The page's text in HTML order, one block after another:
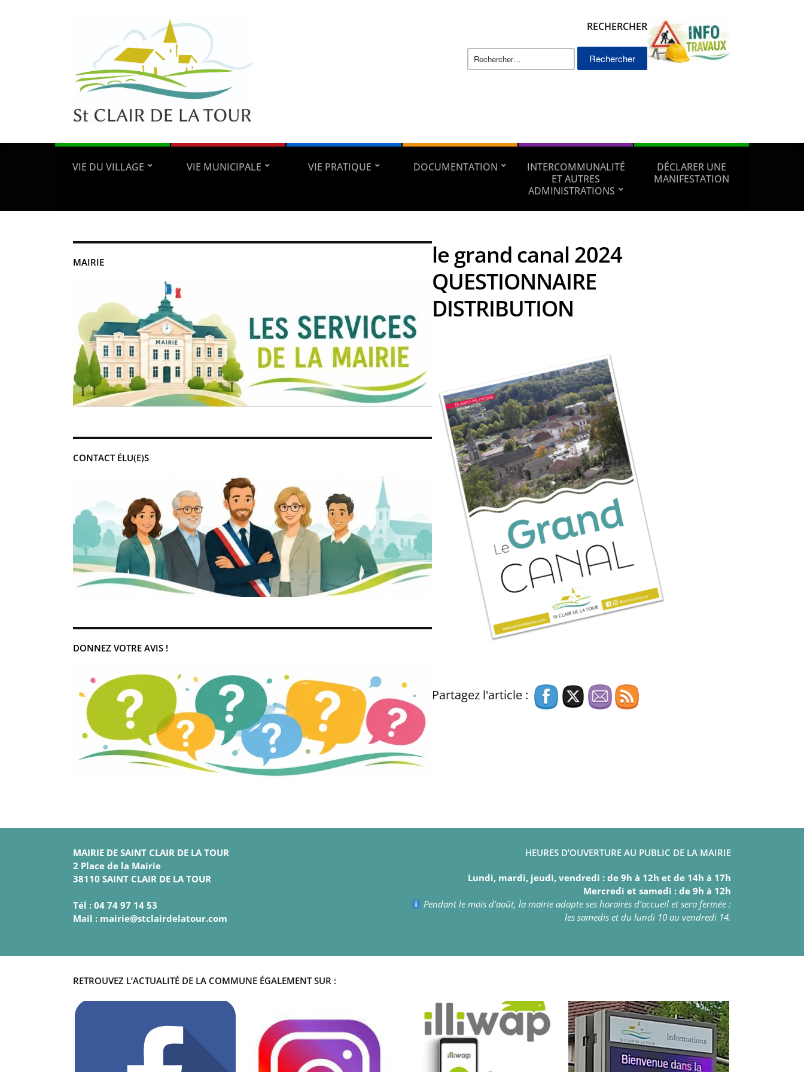
RECHERCHER
Rechercher :
VIE DU VILLAGE VIE MUNICIPALE VIE PRATIQUE DOCUMENTATION
INTERCOMMUNALITÉ
ET AUTRES
ADMINISTRATIONS
DÉCLARER UNE
MANIFESTATION
MAIRIE
CONTACT ÉLU(E)S
DONNEZ VOTRE AVIS !
le grand canal 2024
QUESTIONNAIRE
DISTRIBUTION
Partagez l'article :
MAIRIE DE SAINT CLAIR DE LA TOUR
2 Place de la Mairie
38110 SAINT CLAIR DE LA TOUR
Tél : 04 74 97 14 53
Mail : mairie@stclairdelatour.com
HEURES D’OUVERTURE AU PUBLIC DE LA MAIRIE
Lundi, mardi, jeudi, vendredi : de 9h à 12h et de 14h à 17h
Mercredi et samedi : de 9h à 12h
Pendant le mois d’août, la mairie adapte ses horaires d’accueil et sera fermée :
les samedis et du lundi 10 au vendredi 14.
RETROUVEZ L’ACTUALITÉ DE LA COMMUNE ÉGALEMENT SUR :